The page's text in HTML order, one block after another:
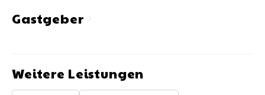
Gastgeberchevron_right
Weitere Leistungen